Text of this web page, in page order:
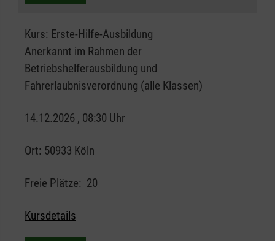
Kurs: Erste-Hilfe-Ausbildung
Anerkannt im Rahmen der
Betriebshelferausbildung und
Fahrerlaubnisverordnung (alle Klassen)
14.12.2026 , 08:30 Uhr
Ort: 50933 Köln
Freie Plätze: 20
Kursdetails